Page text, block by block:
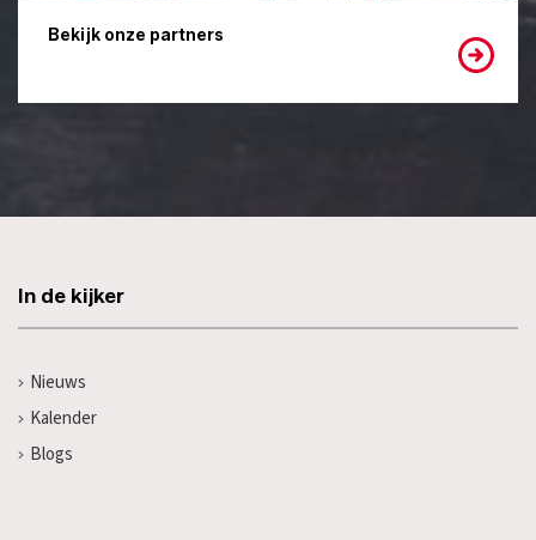
Bekijk onze partners
In de kijker
Nieuws
Kalender
Blogs